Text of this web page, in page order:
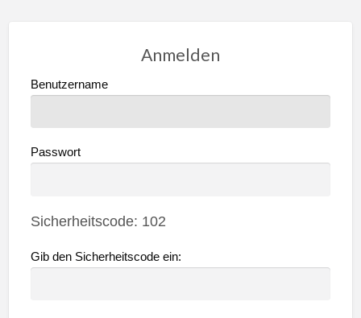
Anmelden
Benutzername
Passwort
Sicherheitscode: 102
Gib den Sicherheitscode ein: